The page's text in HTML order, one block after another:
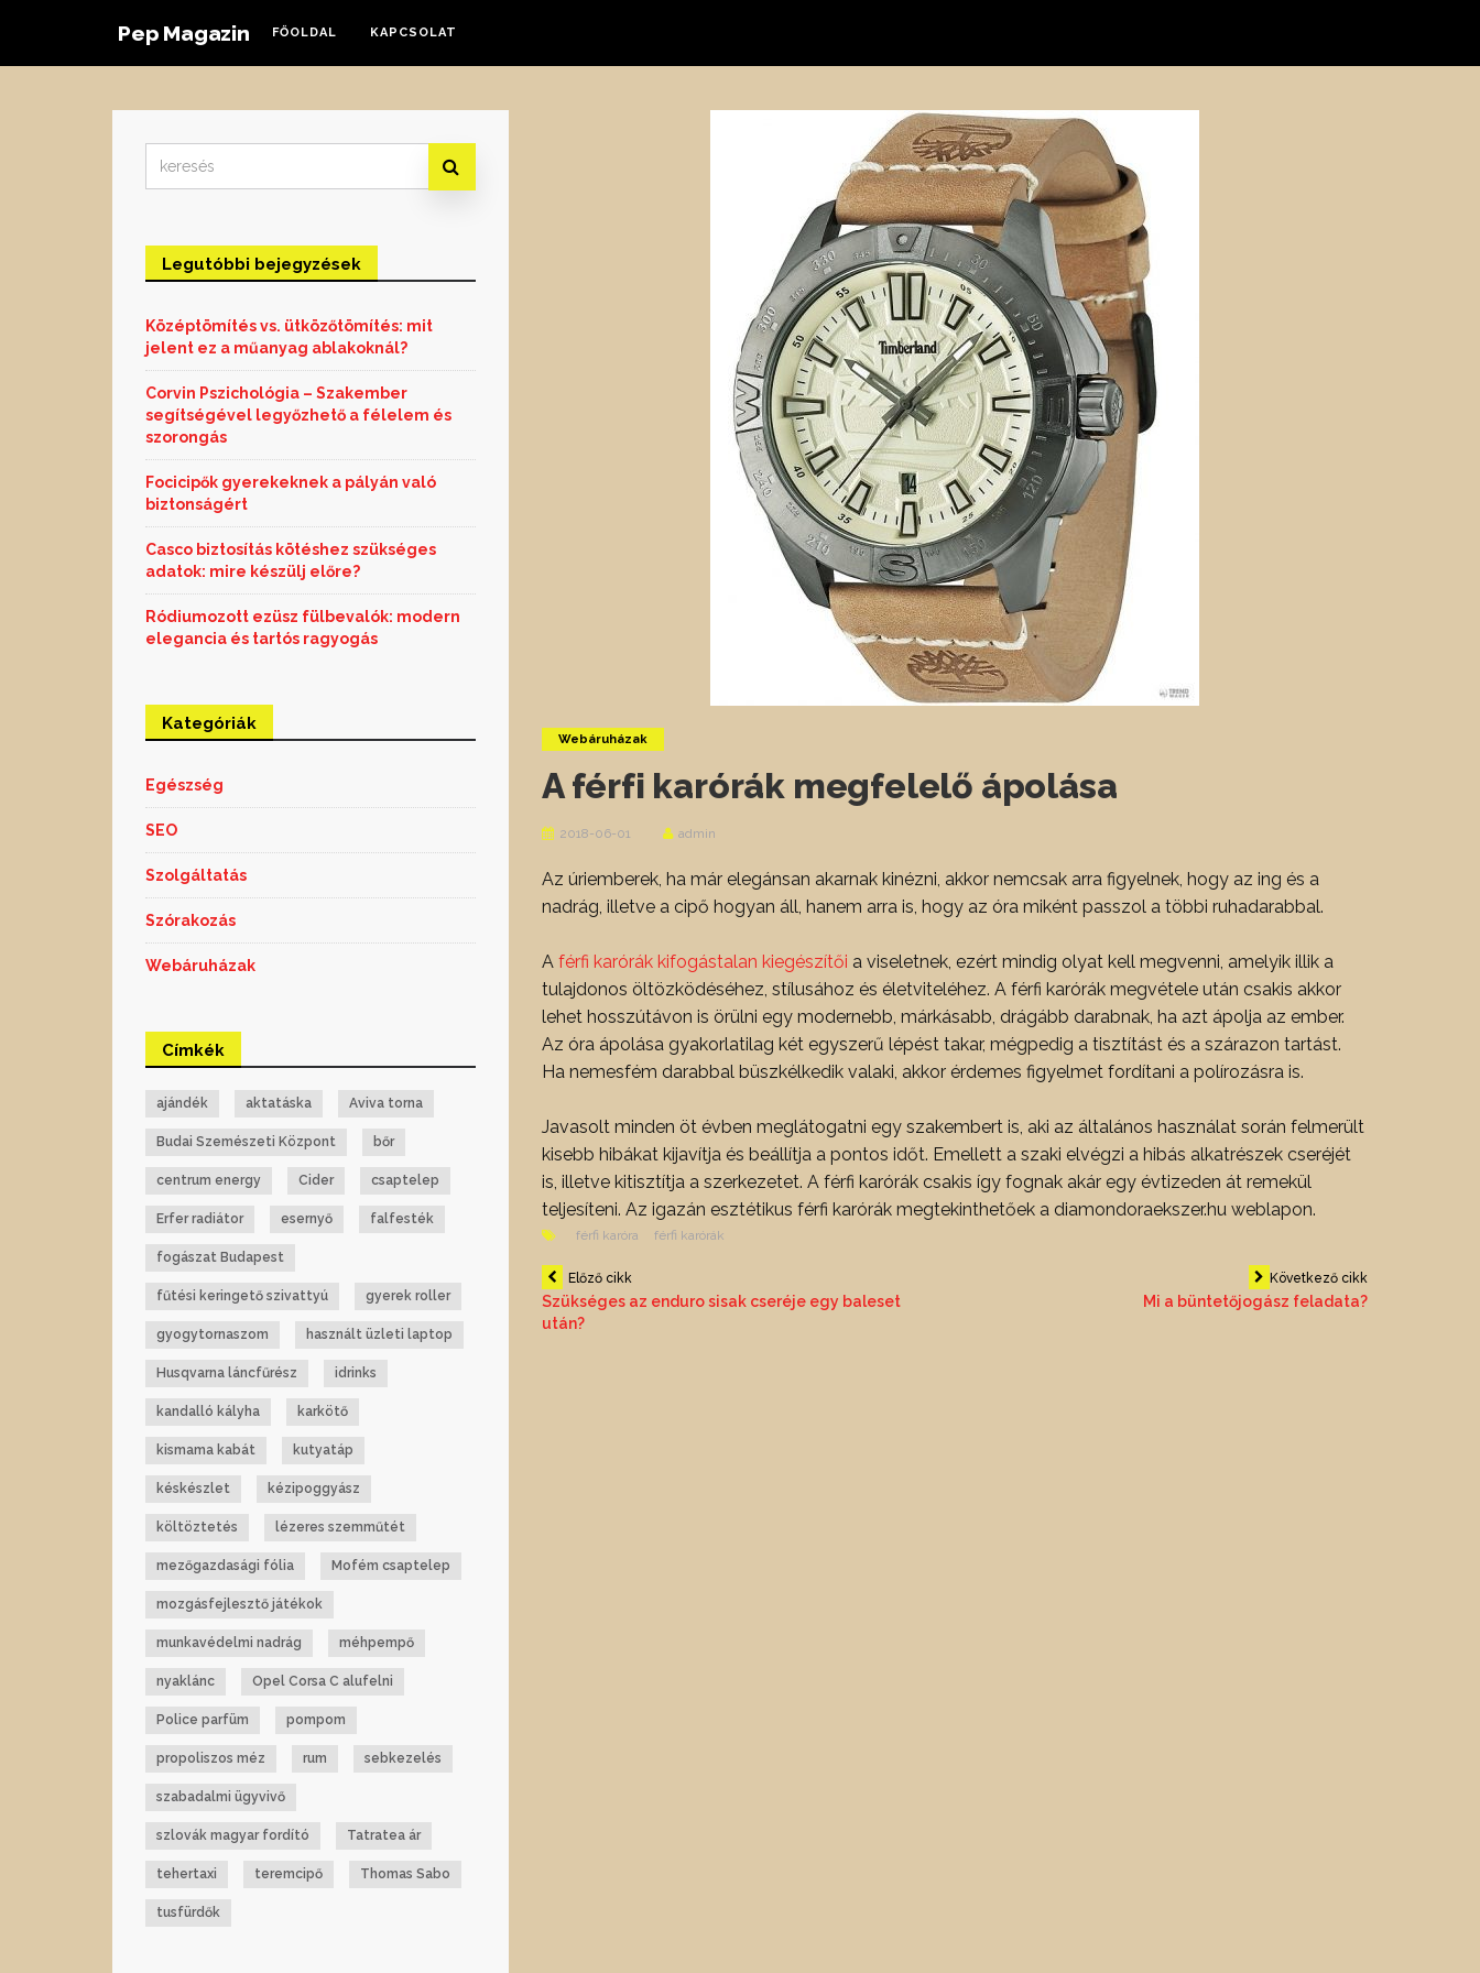
Pep Magazin FŐOLDAL KAPCSOLAT
Webáruházak
A férfi karórák megfelelő ápolása
2018-06-01 admin
Az úriemberek, ha már elegánsan akarnak kinézni, akkor nemcsak arra figyelnek, hogy az ing és a
nadrág, illetve a cipő hogyan áll, hanem arra is, hogy az óra miként passzol a többi ruhadarabbal.
A férfi karórák kifogástalan kiegészítői a viseletnek, ezért mindig olyat kell megvenni, amelyik illik a
tulajdonos öltözködéséhez, stílusához és életviteléhez. A férfi karórák megvétele után csakis akkor
lehet hosszútávon is örülni egy modernebb, márkásabb, drágább darabnak, ha azt ápolja az ember.
Az óra ápolása gyakorlatilag két egyszerű lépést takar, mégpedig a tisztítást és a szárazon tartást.
Ha nemesfém darabbal büszkélkedik valaki, akkor érdemes figyelmet fordítani a polírozásra is.
Javasolt minden öt évben meglátogatni egy szakembert is, aki az általános használat során felmerült
kisebb hibákat kijavítja és beállítja a pontos időt. Emellett a szaki elvégzi a hibás alkatrészek cseréjét
is, illetve kitisztítja a szerkezetet. A férfi karórák csakis így fognak akár egy évtizeden át remekül
teljesíteni. Az igazán esztétikus férfi karórák megtekinthetőek a diamondoraekszer.hu weblapon.
férfi karóra férfi karórák
Bejegyzés
navigáció
Előző cikk
Szükséges az enduro sisak cseréje egy baleset
után?
Következő cikk
Mi a büntetőjogász feladata?
for:
Legutóbbi bejegyzések
Középtömítés vs. ütközőtömítés: mit
jelent ez a műanyag ablakoknál?
Corvin Pszichológia – Szakember
segítségével legyőzhető a félelem és
szorongás
Focicipők gyerekeknek a pályán való
biztonságért
Casco biztosítás kötéshez szükséges
adatok: mire készülj előre?
Ródiumozott ezüsz fülbevalók: modern
elegancia és tartós ragyogás
Kategóriák
Egészség
SEO
Szolgáltatás
Szórakozás
Webáruházak
Címkék
ajándék aktatáska Aviva torna
Budai Szemészeti Központ bőr
centrum energy Cider csaptelep
Erfer radiátor esernyő falfesték
fogászat Budapest
fűtési keringető szivattyú gyerek roller
gyogytornaszom használt üzleti laptop
Husqvarna láncfűrész idrinks
kandalló kályha karkötő
kismama kabát kutyatáp
késkészlet kézipoggyász
költöztetés lézeres szemműtét
mezőgazdasági fólia Mofém csaptelep
mozgásfejlesztő játékok
munkavédelmi nadrág méhpempő
nyaklánc Opel Corsa C alufelni
Police parfüm pompom
propoliszos méz rum sebkezelés
szabadalmi ügyvivő
szlovák magyar fordító Tatratea ár
tehertaxi teremcipő Thomas Sabo
tusfürdők